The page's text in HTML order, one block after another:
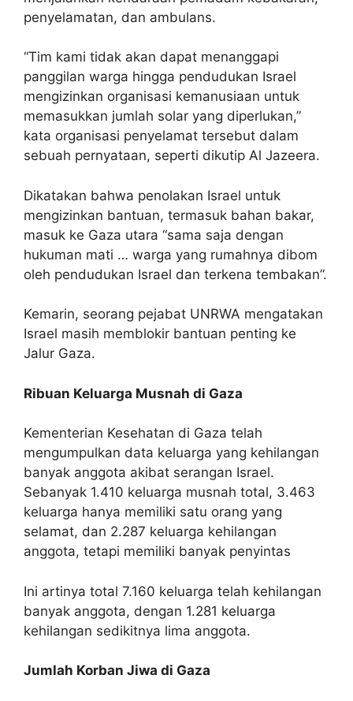
penyelamatan, dan ambulans.
“Tim kami tidak akan dapat menanggapi
panggilan warga hingga pendudukan Israel
mengizinkan organisasi kemanusiaan untuk
memasukkan jumlah solar yang diperlukan,”
kata organisasi penyelamat tersebut dalam
sebuah pernyataan, seperti dikutip Al Jazeera.
Dikatakan bahwa penolakan Israel untuk
mengizinkan bantuan, termasuk bahan bakar,
masuk ke Gaza utara “sama saja dengan
hukuman mati … warga yang rumahnya dibom
oleh pendudukan Israel dan terkena tembakan”.
Kemarin, seorang pejabat UNRWA mengatakan
Israel masih memblokir bantuan penting ke
Jalur Gaza.
Ribuan Keluarga Musnah di Gaza
Kementerian Kesehatan di Gaza telah
mengumpulkan data keluarga yang kehilangan
banyak anggota akibat serangan Israel.
Sebanyak 1.410 keluarga musnah total, 3.463
keluarga hanya memiliki satu orang yang
selamat, dan 2.287 keluarga kehilangan
anggota, tetapi memiliki banyak penyintas
Ini artinya total 7.160 keluarga telah kehilangan
banyak anggota, dengan 1.281 keluarga
kehilangan sedikitnya lima anggota.
Jumlah Korban Jiwa di Gaza